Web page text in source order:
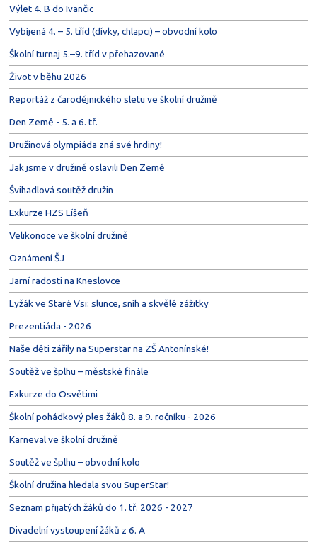
Výlet 4. B do Ivančic
Vybíjená 4. – 5. tříd (dívky, chlapci) – obvodní kolo
Školní turnaj 5.–9. tříd v přehazované
Život v běhu 2026
Reportáž z čarodějnického sletu ve školní družině
Den Země - 5. a 6. tř.
Družinová olympiáda zná své hrdiny!
Jak jsme v družině oslavili Den Země
Švihadlová soutěž družin
Exkurze HZS Líšeň
Velikonoce ve školní družině
Oznámení ŠJ
Jarní radosti na Kneslovce
Lyžák ve Staré Vsi: slunce, sníh a skvělé zážitky
Prezentiáda - 2026
Naše děti zářily na Superstar na ZŠ Antonínské!
Soutěž ve šplhu – městské finále
Exkurze do Osvětimi
Školní pohádkový ples žáků 8. a 9. ročníku - 2026
Karneval ve školní družině
Soutěž ve šplhu – obvodní kolo
Školní družina hledala svou SuperStar!
Seznam přijatých žáků do 1. tř. 2026 - 2027
Divadelní vystoupení žáků z 6. A